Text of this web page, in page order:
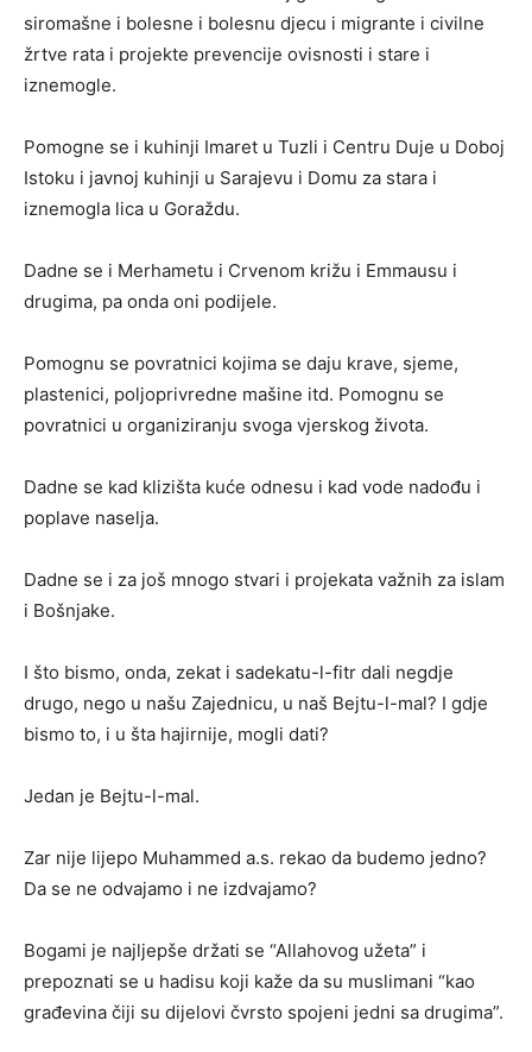
siromašne i bolesne i bolesnu djecu i migrante i civilne
žrtve rata i projekte prevencije ovisnosti i stare i
iznemogle.
Pomogne se i kuhinji Imaret u Tuzli i Centru Duje u Doboj
Istoku i javnoj kuhinji u Sarajevu i Domu za stara i
iznemogla lica u Goraždu.
Dadne se i Merhametu i Crvenom križu i Emmausu i
drugima, pa onda oni podijele.
Pomognu se povratnici kojima se daju krave, sjeme,
plastenici, poljoprivredne mašine itd. Pomognu se
povratnici u organiziranju svoga vjerskog života.
Dadne se kad klizišta kuće odnesu i kad vode nadođu i
poplave naselja.
Dadne se i za još mnogo stvari i projekata važnih za islam
i Bošnjake.
I što bismo, onda, zekat i sadekatu-l-fitr dali negdje
drugo, nego u našu Zajednicu, u naš Bejtu-l-mal? I gdje
bismo to, i u šta hajirnije, mogli dati?
Jedan je Bejtu-l-mal.
Zar nije lijepo Muhammed a.s. rekao da budemo jedno?
Da se ne odvajamo i ne izdvajamo?
Bogami je najljepše držati se “Allahovog užeta” i
prepoznati se u hadisu koji kaže da su muslimani “kao
građevina čiji su dijelovi čvrsto spojeni jedni sa drugima”.